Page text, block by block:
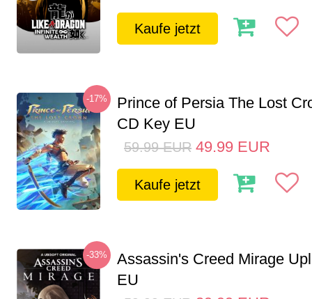
Kaufe jetzt
-17%
Prince of Persia The Lost
CD Key EU
59.99 EUR 49.99 EUR
Kaufe jetzt
-33%
Assassin's Creed Mirage
EU